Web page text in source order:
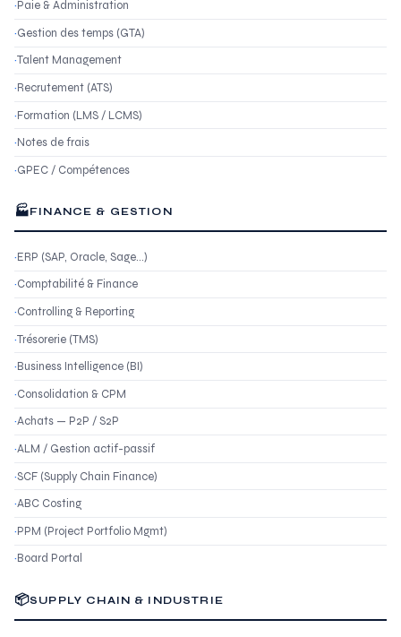
Paie & Administration
Gestion des temps (GTA)
Talent Management
Recrutement (ATS)
Formation (LMS / LCMS)
Notes de frais
GPEC / Compétences
🏭FINANCE & GESTION
ERP (SAP, Oracle, Sage…)
Comptabilité & Finance
Controlling & Reporting
Trésorerie (TMS)
Business Intelligence (BI)
Consolidation & CPM
Achats — P2P / S2P
ALM / Gestion actif-passif
SCF (Supply Chain Finance)
ABC Costing
PPM (Project Portfolio Mgmt)
Board Portal
📦SUPPLY CHAIN & INDUSTRIE